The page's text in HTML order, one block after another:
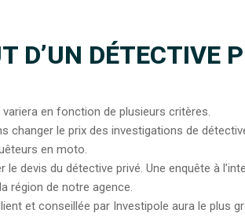
D’UN DÉTECTIVE
en fonction de plusieurs critères.
le prix des investigations de
en moto.
devis du détective privé. Une enquête à
région de notre agence.
et conseillée par Investipole aura le plus